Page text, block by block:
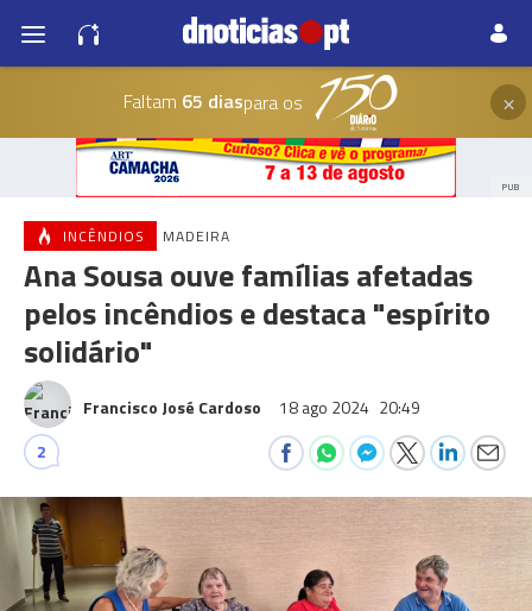
Faltam 65 diaspara os ×
PUB
INCÊNDIOS MADEIRA
Ana Sousa ouve famílias afetadas
pelos incêndios e destaca "espírito
solidário"
Francisco José Cardoso 18 ago 2024 20:49
2